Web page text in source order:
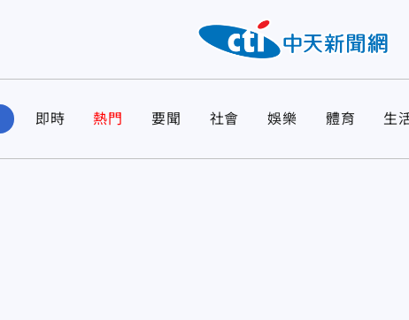
即時 熱門 要聞 社會 娛樂 體育 生